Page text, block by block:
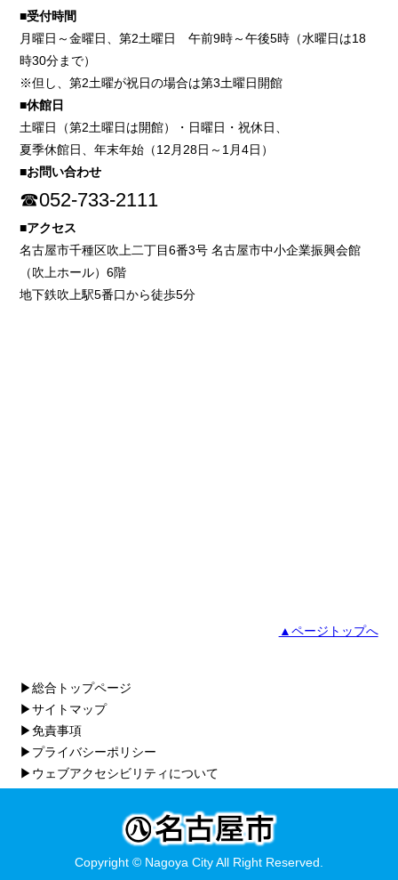
■受付時間
月曜日～金曜日、第2土曜日 午前9時～午後5時（水曜日は18
時30分まで）
※但し、第2土曜が祝日の場合は第3土曜日開館
■休館日
土曜日（第2土曜日は開館）・日曜日・祝休日、
夏季休館日、年末年始（12月28日～1月4日）
■お問い合わせ
☎052-733-2111
■アクセス
名古屋市千種区吹上二丁目6番3号 名古屋市中小企業振興会館
（吹上ホール）6階
地下鉄吹上駅5番口から徒歩5分
▲ページトップへ
▶総合トップページ
▶サイトマップ
▶免責事項
▶プライバシーポリシー
▶ウェブアクセシビリティについて
Copyright © Nagoya City All Right Reserved.